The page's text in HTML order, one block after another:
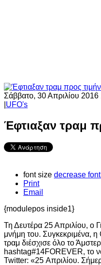
Σάββατο, 30 Απριλίου 2016
UFO's
Έφτιαξαν τραμ
font size decrease
Print
Email
{modulepos inside1}
Τη Δευτέρα 25 Απριλίου, ο
μνήμη του. Συγκεκριμένα,
τραμ διέσχισε όλο το
hashtag#14FOREVER, το
Twitter: «25 Απριλίου.